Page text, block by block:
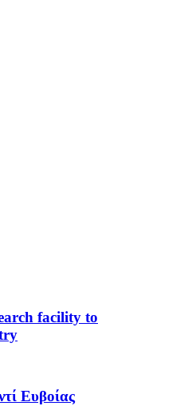
facility to
Ευβοίας